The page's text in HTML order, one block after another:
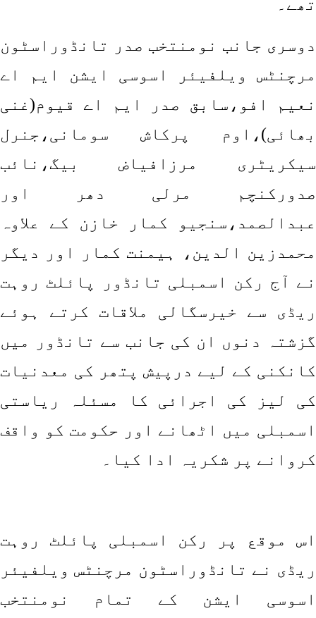
تھے۔
دوسری جانب نومنتخب صدر تانڈوراسٹون
مرچنٹس ویلفیئر اسوسی ایشن ایم اے
نعیم افو،سابق صدر ایم اے قیوم(غنی
بھائی)،اوم پرکاش سومانی،جنرل
سیکریٹری مرزافیاض بیگ،نائب
صدورکنچم مرلی دھر اور
عبدالصمد،سنجیو کمار خازن کے علاوہ
محمدزین الدین، ہیمنت کمار اور دیگر
نے آج رکن اسمبلی تانڈور پائلٹ روہت
ریڈی سے خیرسگالی ملاقات کرتے ہوئے
گزشتہ دنوں ان کی جانب سے تانڈور میں
کانکنی کے لیے درپیش پتھر کی معدنیات
کی لیز کی اجرائی کا مسئلہ ریاستی
اسمبلی میں اٹھانے اور حکومت کو واقف
کروانے پر شکریہ ادا کیا۔
اس موقع پر رکن اسمبلی پائلٹ روہت
ریڈی نے تانڈوراسٹون مرچنٹس ویلفیئر
اسوسی ایشن کے تمام نومنتخب